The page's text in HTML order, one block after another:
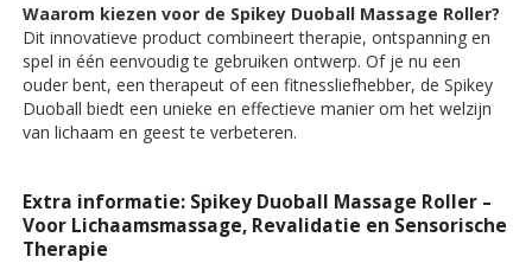
Waarom kiezen voor de Spikey Duoball Massage Roller?
Dit innovatieve product combineert therapie, ontspanning en
spel in één eenvoudig te gebruiken ontwerp. Of je nu een
ouder bent, een therapeut of een fitnessliefhebber, de Spikey
Duoball biedt een unieke en effectieve manier om het welzijn
van lichaam en geest te verbeteren.
Extra informatie: Spikey Duoball Massage Roller –
Voor Lichaamsmassage, Revalidatie en Sensorische
Therapie